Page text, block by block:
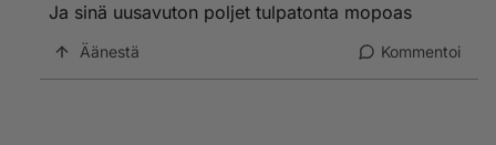
Ja sinä uusavuton poljet tulpatonta mopoas
Äänestä Kommentoi